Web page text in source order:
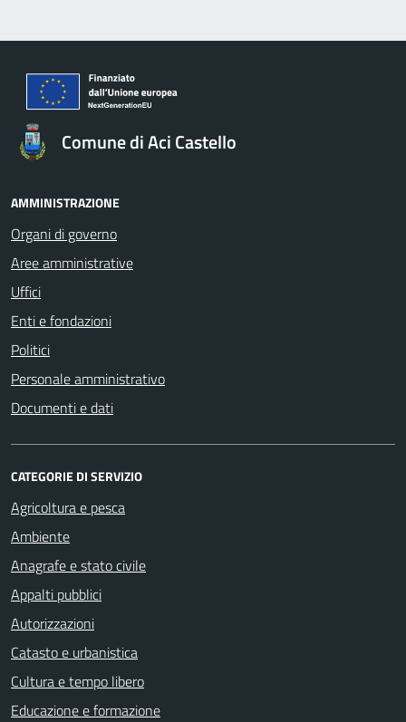
Comune di Aci Castello
AMMINISTRAZIONE
Organi di governo
Aree amministrative
Uffici
Enti e fondazioni
Politici
Personale amministrativo
Documenti e dati
CATEGORIE DI SERVIZIO
Agricoltura e pesca
Ambiente
Anagrafe e stato civile
Appalti pubblici
Autorizzazioni
Catasto e urbanistica
Cultura e tempo libero
Educazione e formazione